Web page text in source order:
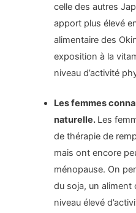
celle des autres
apport plus élevé
alimentaire des
exposition à la
niveau d’activité
Les femmes
naturelle. Les
de thérapie de
mais ont encore
ménopause. On
du soja, un aliment
niveau élevé